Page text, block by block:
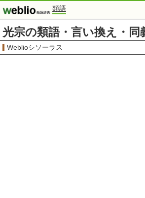
類語
光宗の類語・言い換え・同
Weblioシソーラス